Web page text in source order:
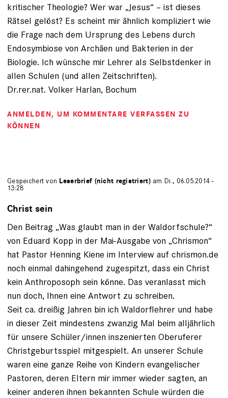
kritischer Theologie? Wer war „Jesus“ – ist dieses
Rätsel gelöst? Es scheint mir ähnlich kompliziert wie
die Frage nach dem Ursprung des Lebens durch
Endosymbiose von Archäen und Bakterien in der
Biologie. Ich wünsche mir Lehrer als Selbstdenker in
allen Schulen (und allen Zeitschriften).
Dr.rer.nat. Volker Harlan, Bochum
ANMELDEN, UM KOMMENTARE VERFASSEN ZU
KÖNNEN
Gespeichert von Leserbrief (nicht registriert)am Di., 06.05.2014 -
13:28
Christ sein
Den Beitrag „Was glaubt man in der Waldorfschule?“
von Eduard Kopp in der Mai-Ausgabe von „Chrismon“
hat Pastor Henning Kiene im Interview auf chrismon.de
noch einmal dahingehend zugespitzt, dass ein Christ
kein Anthroposoph sein könne. Das veranlasst mich
nun doch, Ihnen eine Antwort zu schreiben.
Seit ca. dreißig Jahren bin ich Waldorflehrer und habe
in dieser Zeit mindestens zwanzig Mal beim alljährlich
für unsere Schüler/innen inszenierten Oberuferer
Christgeburtsspiel mitgespielt. An unserer Schule
waren eine ganze Reihe von Kindern evangelischer
Pastoren, deren Eltern mir immer wieder sagten, an
keiner anderen ihnen bekannten Schule würden die